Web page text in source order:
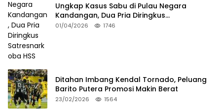
Ungkap Kasus Sabu di Pulau Negara
Kandangan, Dua Pria Diringkus
Satresnarkoba HSS
01/04/2026 1746
Ditahan Imbang Kendal Tornado, Peluang
Barito Putera Promosi Makin Berat
23/02/2026 1564